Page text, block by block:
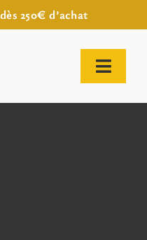
250€ d’achat